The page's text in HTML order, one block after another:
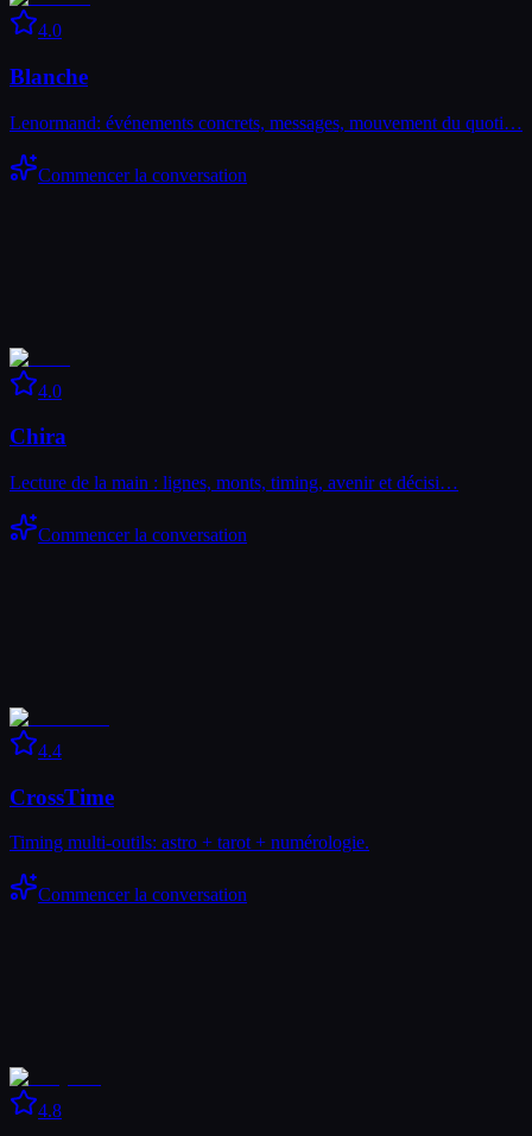
4.0
Blanche
Lenormand: événements concrets, messages, mouvement du quoti…
Commencer la conversation
4.0
Chira
Lecture de la main : lignes, monts, timing, avenir et décisi…
Commencer la conversation
4.4
CrossTime
Timing multi-outils: astro + tarot + numérologie.
Commencer la conversation
4.8